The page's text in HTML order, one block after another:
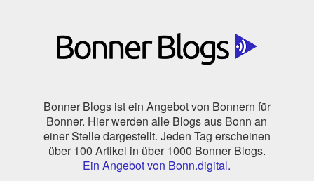
Bonner Blogs ist ein Angebot von Bonnern für
Bonner. Hier werden alle Blogs aus Bonn an
einer Stelle dargestellt. Jeden Tag erscheinen
über 100 Artikel in über 1000 Bonner Blogs.
Ein Angebot von Bonn.digital.